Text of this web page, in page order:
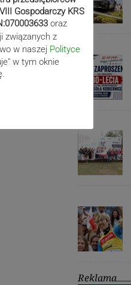
Reklama
Gospodarczy KRS
oraz
związanych z
w naszej Polityce
w tym oknie